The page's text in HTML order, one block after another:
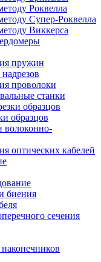
Роквелла
Супер-Роквелла
Виккерса
пружин
проволоки
станки
образцов
образцов
волоконно-
оптических кабелей
биения
сечения